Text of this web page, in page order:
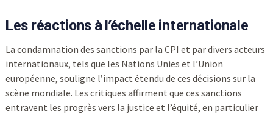
Les réactions à l’échelle internationale
La condamnation des sanctions par la CPI et par divers acteurs
internationaux, tels que les Nations Unies et l’Union
européenne, souligne l’impact étendu de ces décisions sur la
scène mondiale. Les critiques affirment que ces sanctions
entravent les progrès vers la justice et l’équité, en particulier